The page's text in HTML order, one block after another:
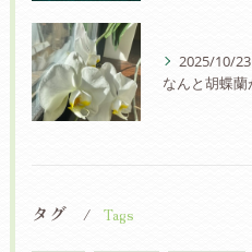
2025/10/23
タグ Tags